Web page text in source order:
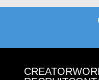
CREATOR